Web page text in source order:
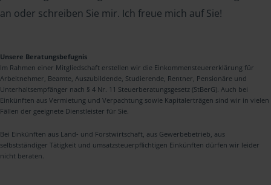
an oder schreiben Sie mir. Ich freue mich auf Sie!
Unsere Beratungsbefugnis
Im Rahmen einer Mitgliedschaft erstellen wir die Einkommensteuererklärung für
Arbeitnehmer, Beamte, Auszubildende, Studierende, Rentner, Pensionäre und
Unterhaltsempfänger nach § 4 Nr. 11 Steuerberatungsgesetz (StBerG). Auch bei
Einkünften aus Vermietung und Verpachtung sowie Kapitalerträgen sind wir in vielen
Fällen der geeignete Dienstleister für Sie.
Bei Einkünften aus Land- und Forstwirtschaft, aus Gewerbebetrieb, aus
selbstständiger Tätigkeit und umsatzsteuerpflichtigen Einkünften dürfen wir leider
nicht beraten.